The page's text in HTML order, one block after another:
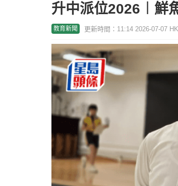
升中派位2026︱鮮
教育新聞 更新時間：11:14 2026-07-07